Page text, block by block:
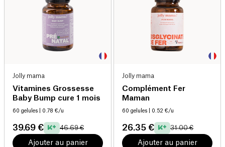
Jolly mama
Vitamines Grossesse
Baby Bump cure 1 mois
60 gelules | 0.78 €/u
39.69 € 46.69 €
Ajouter au panier
Jolly mama
Complément Fer
Maman
60 gelules | 0.52 €/u
26.35 € 31.00 €
Ajouter au panier